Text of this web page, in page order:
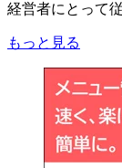
経営者にとって
もっと見る